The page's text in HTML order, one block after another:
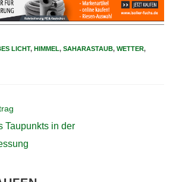
LICHT, HIMMEL, SAHARASTAUB, WETTER,
Taupunkts in der